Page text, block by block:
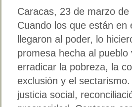
Caracas, 23 de marzo de
Cuando los que están en
llegaron al poder, lo
promesa hecha al pueblo
erradicar la pobreza, la
exclusión y el
justicia social,